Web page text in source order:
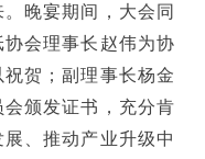
晚宴期间，大会同
会理事长赵伟为协
贺；副理事长杨金
颁发证书，充分肯
、推动产业升级中